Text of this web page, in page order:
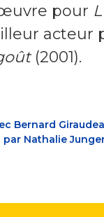
pour
acteur
(2001).
Bernard
par Nathalie